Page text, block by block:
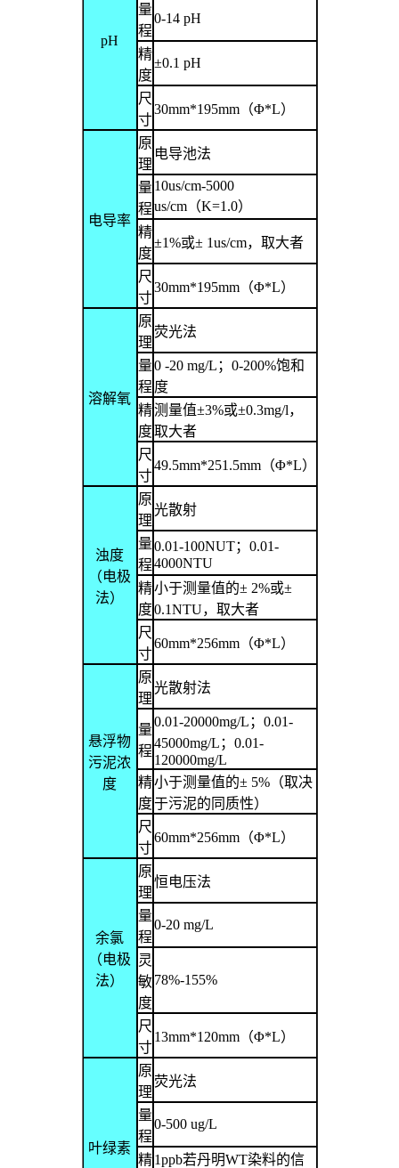
pH
量
程
0-14 pH
精
度
±0.1 pH
尺
寸
30mm*195mm（Φ*L）
电导率
原
理
电导池法
量
程
10us/cm-5000
us/cm（K=1.0）
精
度
±1%或± 1us/cm，取大者
尺
寸
30mm*195mm（Φ*L）
溶解氧
原
理
荧光法
量
程
0 -20 mg/L ； 0-200%饱和
度
精
度
测量值±3%或±0.3mg/l，
取大者
尺
寸
49.5mm*251.5mm（Φ*L）
浊度
（电极
法）
原
理
光散射
量
程
0.01-100NUT； 0.01-
4000NTU
精
度
小于测量值的± 2%或±
0.1NTU，取大者
尺
寸
60mm*256mm（Φ*L）
悬浮物
污泥浓
度
原
理
光散射法
量
程
0.01-20000mg/L ； 0.01-
45000mg/L ； 0.01-
120000mg/L
精
度
小于测量值的± 5%（取决
于污泥的同质性）
尺
寸
60mm*256mm（Φ*L）
余氯
（电极
法）
原
理
恒电压法
量
程
0-20 mg/L
灵
敏
度
78%-155%
尺
寸
13mm*120mm（Φ*L）
叶绿素
原
理
荧光法
量
程
0-500 ug/L
精 1ppb若丹明WT染料的信